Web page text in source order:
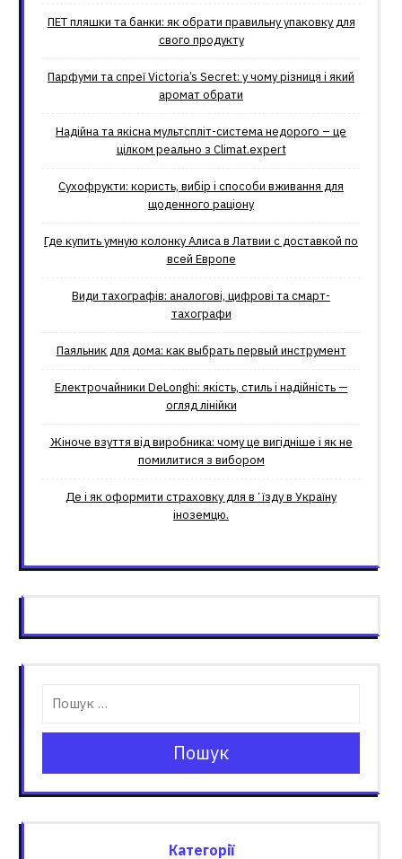
ПЕТ пляшки та банки: як обрати правильну упаковку для
свого продукту
Парфуми та спреї Victoria’s Secret: у чому різниця і який
аромат обрати
Надійна та якісна мультспліт-система недорого – це
цілком реально з Climat.еxpert
Сухофрукти: користь, вибір і способи вживання для
щоденного раціону
Где купить умную колонку Алиса в Латвии с доставкой по
всей Европе
Види тахографів: аналогові, цифрові та смарт-
тахографи
Паяльник для дома: как выбрать первый инструмент
Електрочайники DeLonghi: якість, стиль і надійність —
огляд лінійки
Жіноче взуття від виробника: чому це вигідніше і як не
помилитися з вибором
Де і як оформити страховку для вʼїзду в Україну
іноземцю.
Пошук
Категорії